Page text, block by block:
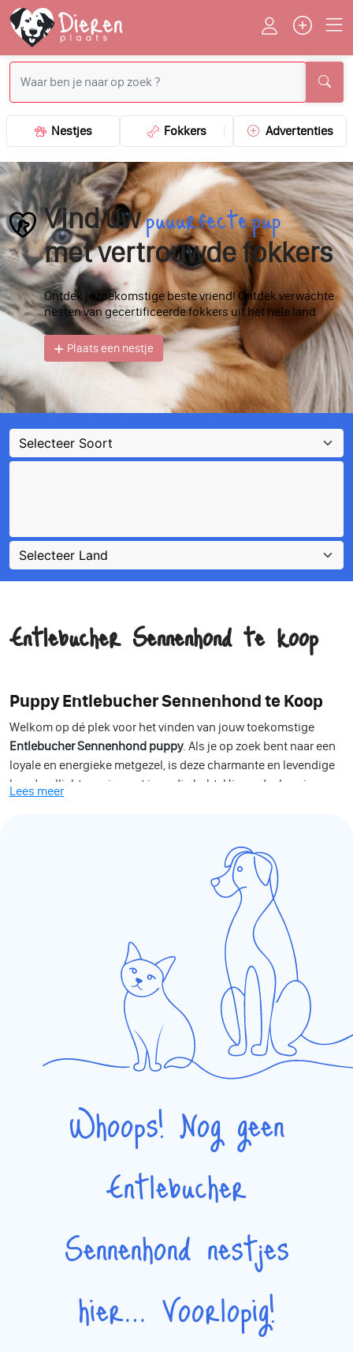
Nestjes Fokkers Advertenties
Vind uwpuuurfecte pup
met vertrouwde fokkers
Ontdek je toekomstige beste vriend! Ontdek verwachte
nesten van gecertificeerde fokkers uit het hele land
Plaats een nestje
Entlebucher Sennenhond te koop
Puppy Entlebucher Sennenhond te Koop
Welkom op dé plek voor het vinden van jouw toekomstige
Entlebucher Sennenhond puppy. Als je op zoek bent naar een
loyale en energieke metgezel, is deze charmante en levendige
hond wellicht precies wat je nodig hebt. Hieronder lees je meer
is de kleinste van de Zwitserse
Sennenhonden en staat bekend om zijn opvallende
driekleurige vacht en intelligente uitstraling. Dit hondenras is
oorspronkelijk gefokt om te werken op boerderijen als
veedrijver en bewaker, wat ze zeer geschikte familiehonden
maakt. Ze zijn energiek, trouw en staan altijd klaar om hun
Bij het aanschaffen van een Entlebucher Sennenhond puppy
het belangrijk te weten dat ze veel beweging en mentale
stimulatie nodig hebben. Deze honden gedijen bij veel
activiteit en zijn dol op uitdagingen, zoals hondensporten en
lange wandelingen in de natuur. Ben jij en je gezin actief en
de perfecte match zijn!
Bij ons vind je een overzicht van betrouwbare fokkers die hun
voldoet aan hoge standaarden en zorgt ervoor dat de pups
opgroeien in een gezonde en liefdevolle omgeving. Vragen
direct met de fokker besproken worden, zodat je met een
gerust hart een keuze kunt maken.
Sennenhond puppy? Neem dan gerust contact op met één van
de aangesloten fokkers en ontdek wat het beste bij jouw
Lees meer
Whoops! Nog geen
Entlebucher
Sennenhond nestjes
hier… Voorlopig!